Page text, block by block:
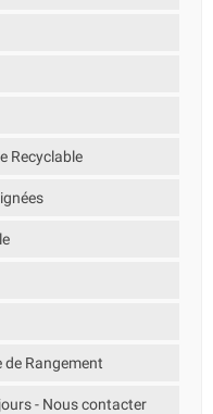
Recyclable
de Rangement
- Nous contacter